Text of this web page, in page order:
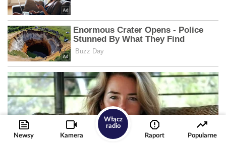
Newsy Kamera
Włącz
radio
Raport
Popularne